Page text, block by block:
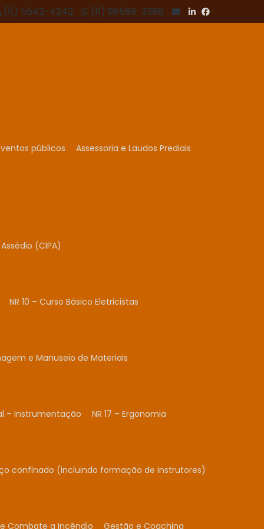
(11) 5542-4242 (11) 98589-3388
públicos Assessoria e Laudos Prediais
(CIPA)
NR 10 – Curso Básico Eletricistas
e Manuseio de Materiais
– Instrumentação NR 17 – Ergonomia
confinado (incluindo formação de instrutores)
Combate a Incêndio Gestão e Coaching